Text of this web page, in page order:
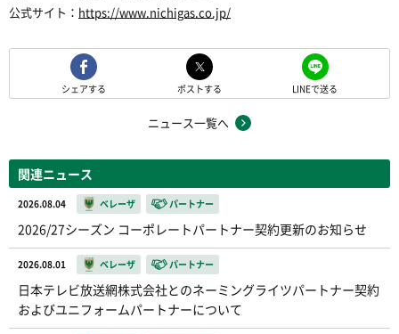
公式サイト： https://www.nichigas.co.jp/
シェアする ポストする LINEで送る
ニュース一覧へ
関連ニュース
2026.08.04 ベレーザ パートナー
2026/27シーズン コーポレートパートナー契約更新のお知らせ
2026.08.01 ベレーザ パートナー
日本テレビ放送網株式会社とのネーミングライツパートナー契約
およびユニフォームパートナーについて